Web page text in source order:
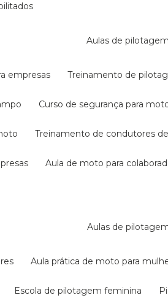
aulas de
empresas treinamento de
curso de segurança para
treinamento de condutores
aula de moto para
aulas de
aula prática de moto para
escola de pilotagem feminina